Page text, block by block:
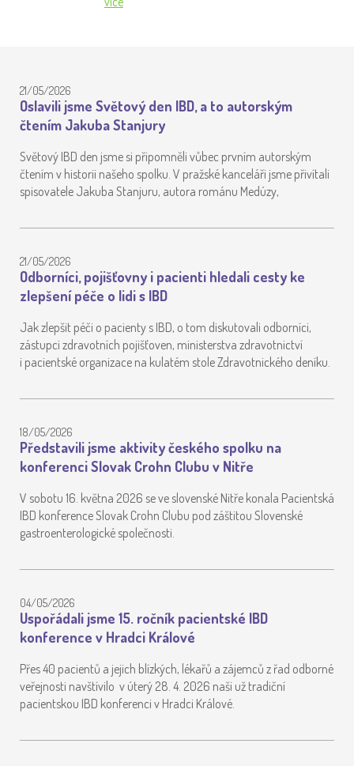
21/05/2026
Oslavili jsme Světový den IBD, a to autorským
čtením Jakuba Stanjury
Světový IBD den jsme si připomněli vůbec prvním autorským
čtením v historii našeho spolku. V pražské kanceláři jsme přivítali
spisovatele Jakuba Stanjuru, autora románu Medúzy,
21/05/2026
Odborníci, pojišťovny i pacienti hledali cesty ke
zlepšení péče o lidi s IBD
Jak zlepšit péči o pacienty s IBD, o tom diskutovali odborníci,
zástupci zdravotních pojišťoven, ministerstva zdravotnictví
i pacientské organizace na kulatém stole Zdravotnického deníku.
18/05/2026
Představili jsme aktivity českého spolku na
konferenci Slovak Crohn Clubu v Nitře
V sobotu 16. května 2026 se ve slovenské Nitře konala Pacientská
IBD konference Slovak Crohn Clubu pod záštitou Slovenské
gastroenterologické společnosti.
04/05/2026
Uspořádali jsme 15. ročník pacientské IBD
konference v Hradci Králové
Přes 40 pacientů a jejich blízkých, lékařů a zájemců z řad odborné
veřejnosti navštívilo v úterý 28. 4. 2026 naši už tradiční
pacientskou IBD konferenci v Hradci Králové.